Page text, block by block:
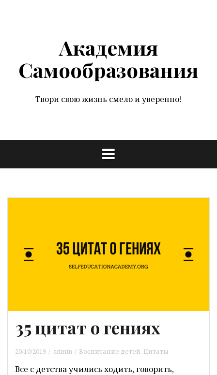
Академия
Самообразования
Твори свою жизнь смело и уверенно!
35 цитат о гениях
20/10/2019 admin Воспитание детей, Цитаты
Все с детства учились ходить, говорить,